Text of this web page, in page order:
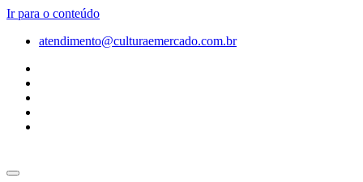
Ir para o conteúdo
atendimento@culturaemercado.com.br